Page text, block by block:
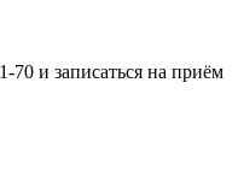
и записаться на приём